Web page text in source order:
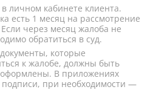
личном кабинете клиента.
есть 1 месяц на рассмотрение
через месяц жалоба не
обратиться в суд.
которые
к жалобе, должны быть
В приложениях
при необходимости —